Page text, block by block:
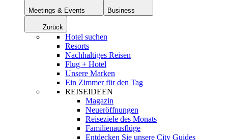
Meetings & Events Business
Zurück
Hotel suchen
Resorts
Nachhaltiges Reisen
Flug + Hotel
Unsere Marken
Ein Zimmer für den Tag
REISEIDEEN
Magazin
Neueröffnungen
Reiseziele des Monats
Familienausflüge
Entdecken Sie unsere City Guides